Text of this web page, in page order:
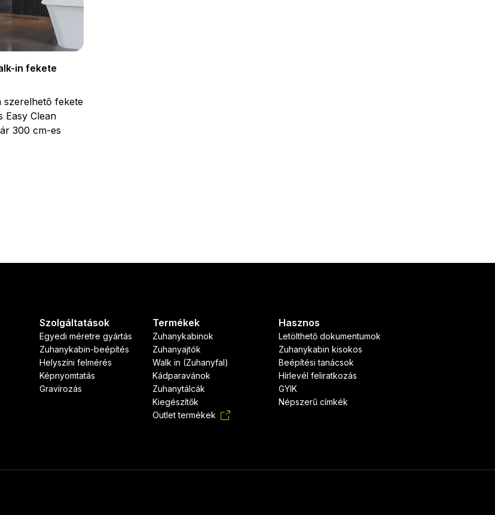
in fekete
szerelhető fekete
Easy Clean
300 cm-es
Szolgáltatások
Egyedi méretre gyártás
Zuhanykabin-beépítés
Helyszíni felmérés
Képnyomtatás
Gravírozás
Termékek
Zuhanykabinok
Zuhanyajtók
Walk in (Zuhanyfal)
Kádparavánok
Zuhanytálcák
Kiegészítők
Outlet termékek
Hasznos
Letölthető dokumentumok
Zuhanykabin kisokos
Beépítési tanácsok
Hírlevél feliratkozás
GYIK
Népszerű címkék